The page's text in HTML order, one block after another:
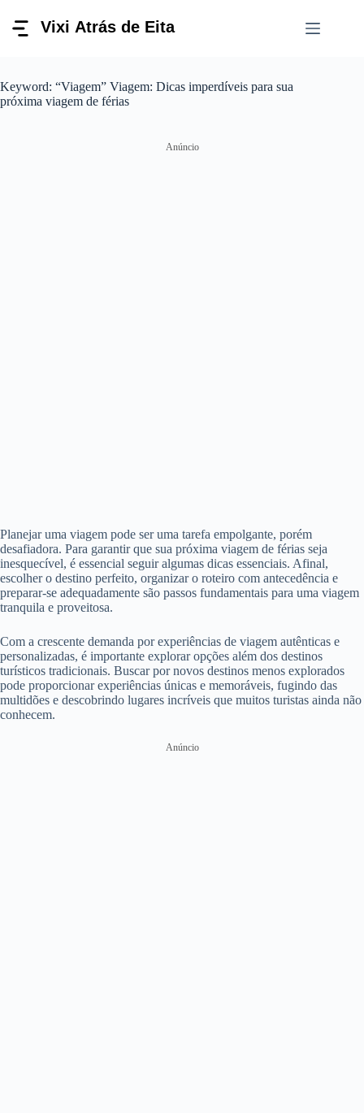
para
Keyword: “Viagem” Viagem: Dicas imperdíveis para sua
próxima viagem de férias
Anúncio
Planejar uma viagem pode ser uma tarefa empolgante, porém
desafiadora. Para garantir que sua próxima viagem de férias seja
inesquecível, é essencial seguir algumas dicas essenciais. Afinal,
escolher o destino perfeito, organizar o roteiro com antecedência e
preparar-se adequadamente são passos fundamentais para uma viagem
tranquila e proveitosa.
Com a crescente demanda por experiências de viagem autênticas e
personalizadas, é importante explorar opções além dos destinos
turísticos tradicionais. Buscar por novos destinos menos explorados
pode proporcionar experiências únicas e memoráveis, fugindo das
multidões e descobrindo lugares incríveis que muitos turistas ainda não
conhecem.
Anúncio